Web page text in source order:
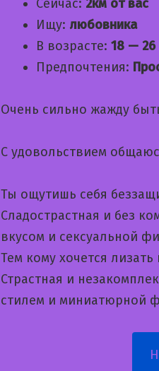
Сейчас: 2км от вас
Ищу: любовника
В возрасте: 18 — 26
Предпочтения:
Очень сильно жажду
С удовольствием
Ты ощутишь себя
Cладострастная и без
вкусом и сексуальной
Тем кому хочется
Страстная и
стилем и миниатюрной